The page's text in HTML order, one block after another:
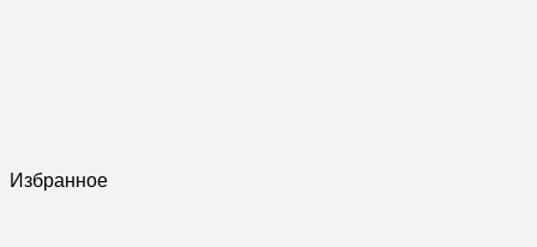
Избранное